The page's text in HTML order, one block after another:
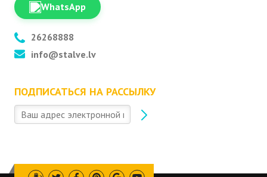
WhatsApp
26268888
info@stalve.lv
ПОДПИСАТЬСЯ НА РАССЫЛКУ